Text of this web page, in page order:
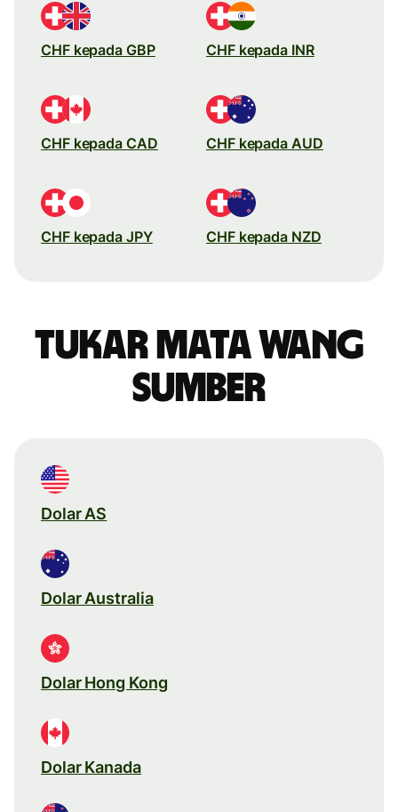
CHF kepada GBP CHF kepada INR
CHF kepada CAD CHF kepada AUD
CHF kepada JPY CHF kepada NZD
Tukar mata wang
sumber
Dolar AS
Dolar Australia
Dolar Hong Kong
Dolar Kanada